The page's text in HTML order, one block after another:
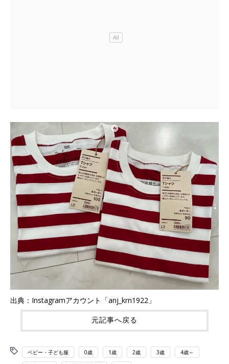
出典：Instagramアカウント「anj_krn1922」
元記事へ戻る
ベビー・子ども服 0歳 1歳 2歳 3歳 4歳～